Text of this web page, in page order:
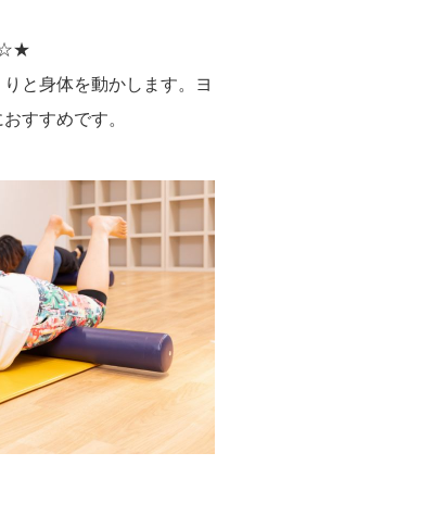
と身体を動かします。ヨ
すすめです。